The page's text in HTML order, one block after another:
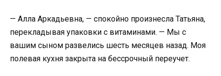
— Алла Аркадьевна, — спокойно произнесла Татьяна,
перекладывая упаковки с витаминами. — Мы с
вашим сыном развелись шесть месяцев назад. Моя
полевая кухня закрыта на бессрочный переучет.